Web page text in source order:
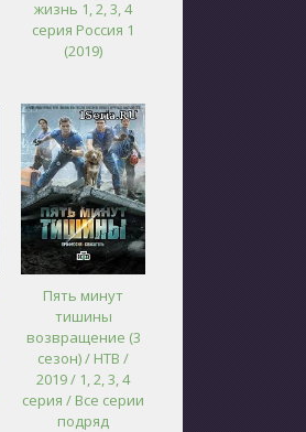
жизнь 1, 2, 3, 4
серия Россия 1
(2019)
Пять минут
тишины
возвращение (3
сезон) / НТВ /
2019 / 1, 2, 3, 4
серия / Все серии
подряд